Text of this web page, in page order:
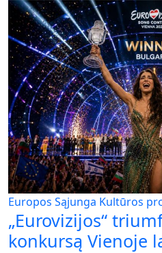
Europos Sąjunga Kultūros
„Eurovizijos“
konkursą Vienoje